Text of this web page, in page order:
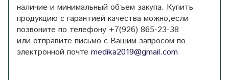
наличие и минимальный объем закупа. Купить
продукцию с гарантией качества можно,если
позвоните по телефону +7(926) 865-23-38
или отправите письмо с Вашим запросом по
электронной почте medika2019@gmail.com